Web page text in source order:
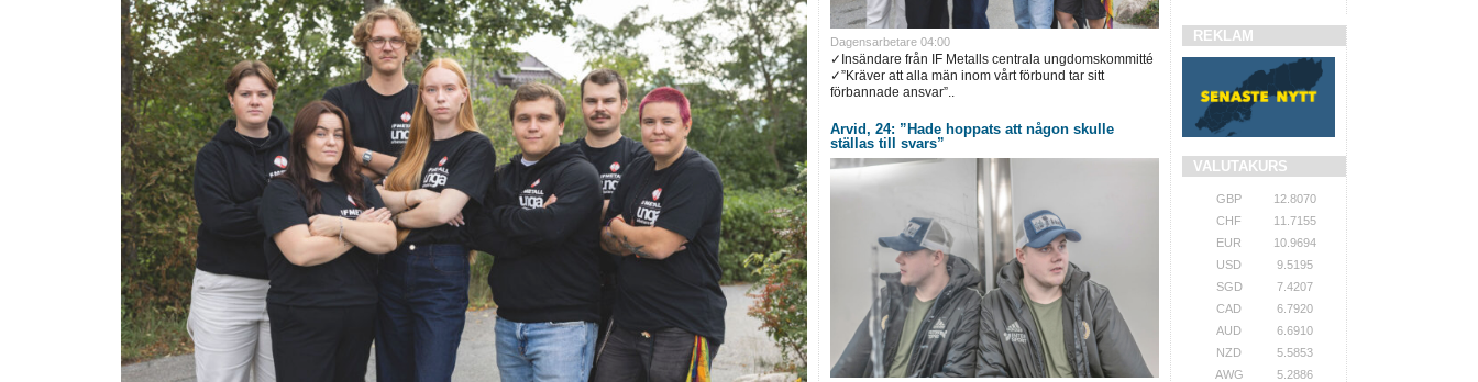
Dagensarbetare 04:00
✓Insändare från IF Metalls centrala ungdomskommitté
✓”Kräver att alla män inom vårt förbund tar sitt
förbannade ansvar”..
Arvid, 24: ”Hade hoppats att någon skulle
ställas till svars”
REKLAM
VALUTAKURS
GBP
12.8070
CHF
11.7155
EUR
10.9694
USD
9.5195
SGD
7.4207
CAD
6.7920
AUD
6.6910
NZD
5.5853
AWG
5.2886